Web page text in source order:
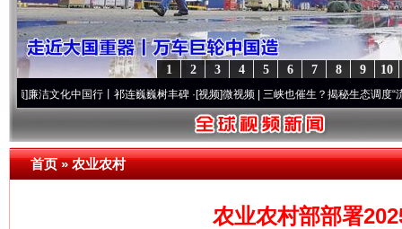
10
9
8
7
6
5
4
3
2
1
化中国行丨祁连巍巍树丰碑·[视频]微视频 | 三峡也催生？揭秘生态调度“流量密..·[视
首页»农业农村
农业农村部部署